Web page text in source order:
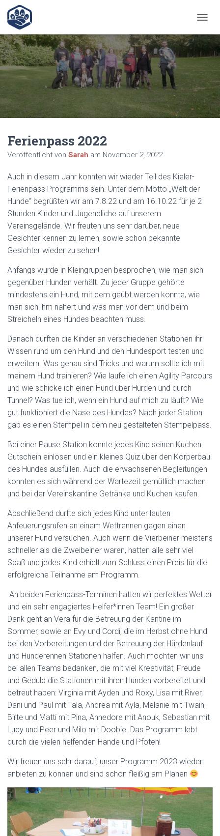
A
A
T
I
O
N
U
Ferienpass 2022
Veröffentlicht von Sarah am November 2, 2022
Auch in diesem Jahr konnten wir wieder Teil des Kieler-
Ferienpass Programms sein. Unter dem Motto „Welt der
Hunde“ begrüßten wir am 7.8.22 und am 16.10.22 für je 2
Stunden Kinder und Jugendliche auf unserem
Vereinsgelände. Wir freuten uns sehr darüber, neue
Gesichter kennen zu lernen, sowie schon bekannte
Gesichter wieder zu sehen!
Anfangs wurde in Kleingruppen besprochen, wie man sich
gegenüber Hunden verhält. Zu jeder Gruppe gehörte
mindestens ein Hund, mit dem geübt werden konnte, wie
man sich ihm nähert und was man vor dem und beim
Streicheln eines Hundes beachten muss.
Danach durften die Kinder an verschiedenen Stationen ihr
Wissen rund um den Hund und den Hundesport testen und
erweitern. Was genau sind Tricks und warum sollte ich mit
meinem Hund trainieren? Wie laufe ich einen Agility Parcours
und wie schicke ich einen Hund über Hürden und durch
Tunnel? Was tue ich, wenn ein Hund auf mich zu läuft? Wie
gut funktioniert die Nase des Hundes? Nach jeder Station
gab es einen Stempel in dem neu gestalteten Stempelpass.
Bei einer Pause Station konnte jedes Kind seinen Kuchen
Gutschein einlösen und ein kleines Quiz über den Körperbau
des Hundes ausfüllen. Auch die erwachsenen Begleitungen
konnten es sich während der Wartezeit gemütlich machen
und bei der Vereinskantine Getränke und Kuchen kaufen.
Abschließend durfte sich jedes Kind unter lauten
Anfeuerungsrufen an einem Wettrennen gegen einen
unserer Hund versuchen. Auch wenn die Vierbeiner meistens
schneller als die Zweibeiner waren, hatten alle sehr viel
Spaß und jedes Kind erhielt zum Schluss einen Preis für die
erfolgreiche Teilnahme am Programm.
An beiden Ferienpass-Terminen hatten wir perfektes Wetter
und ein sehr engagiertes Helfer*innen Team! Ein großer
Dank geht an Vera für die Betreuung der Kantine im
Sommer, sowie an Evy und Cordi, die im Herbst ohne Hund
bei den Vorbereitungen und der Betreuung der Hürdenlauf
und Hunderennen Stationen halfen. Auch möchten wir uns
bei allen Teams bedanken, die mit viel Kreativität, Freude
und Geduld die Stationen mit ihren Hunden vorbereitet und
betreut haben: Virginia mit Ayden und Roxy, Lisa mit River,
Dani und Paul mit Tala, Andrea mit Ayla, Melanie mit Twain,
Birte und Matti mit Pina, Annedore mit Anouk, Sebastian mit
Lucy und Peer und Milo mit Doobie. Das Programm lebt
durch die vielen helfenden Hände und Pfoten!
Wir freuen uns sehr darauf, unser Programm 2023 wieder
anbieten zu können und sind schon fleißig am Planen